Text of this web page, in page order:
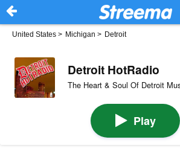
United States > Michigan > Detroit
Detroit HotRadio
The Heart & Soul Of Detroit
Play